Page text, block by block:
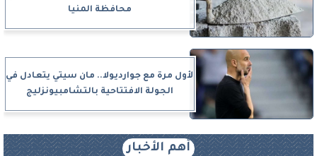
محافظة المنيا
لأول مرة مع جوارديولا.. مان سيتي يتعادل في
الجولة الافتتاحية بالتشامبيونزليج
أهم الأخبار